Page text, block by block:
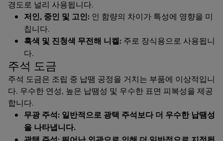
경도로 널리 사용됩니다.
저인, 중인 및 고인: 인 함량의 차이가 특성에 영향을 미
칩니다.
흑색 및 진청색 무전해 니켈: 주로 장식용으로 사용됩니
다.
주석 도금
주석 도금은 조립 중 납땜 공정을 거치는 부품에 이상적입니
다. 우수한 연성, 높은 납땜성 및 우수한 표면 피복성을 제공
합니다.
무광 주석: 일반적으로 광택 주석보다 더 우수한 납땜성
을 나타냅니다.